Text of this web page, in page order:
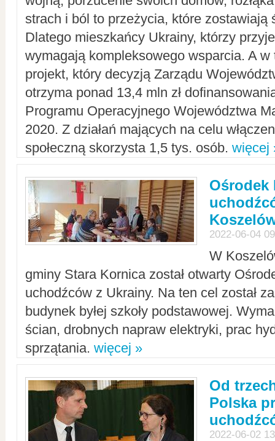
strach i ból to przeżycia, które zostawiają
Dlatego mieszkańcy Ukrainy, którzy
wymagają kompleksowego wsparcia. A w
projekt, który decyzją Zarządu
otrzyma ponad 13,4 mln zł
Programu Operacyjnego Województwa
2020. Z działań mających na celu
społeczną skorzysta 1,5 tys. osób. więcej
Ośrodek
2022-06-04
W
gminy Stara Kornica został otwarty
uchodźców z Ukrainy. Na ten cel został
budynek byłej szkoły podstawowej.
ścian, drobnych napraw elektryki, prac
sprzątania. więcej »
Od
Polska
2022-06-02